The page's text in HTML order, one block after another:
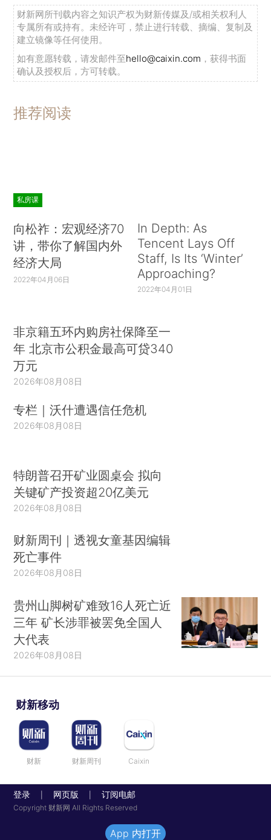
财新网所刊载内容之知识产权为财新传媒及/或相关权利人
专属所有或持有。未经许可，禁止进行转载、摘编、复制及
建立镜像等任何使用。
如有意愿转载，请发邮件至hello@caixin.com ，获得书面
确认及授权后，方可转载。
推荐阅读
私房课
向松祚：宏观经济70
讲，带你了解国内外
经济大局
2022年04月06日
In Depth: As
Tencent Lays Off
Staff, Is Its ‘Winter’
Approaching?
2022年04月01日
非京籍五环内购房社保降至一
年 北京市公积金最高可贷340
万元
2026年08月08日
专栏｜沃什遭遇信任危机
2026年08月08日
特朗普召开矿业圆桌会 拟向
关键矿产投资超20亿美元
2026年08月08日
财新周刊｜透视女童基因编辑
死亡事件
2026年08月08日
贵州山脚树矿难致16人死亡近
三年 矿长涉罪被罢免全国人
大代表
2026年08月08日
财新移动
财新 财新周刊 Caixin
登录 网页版 订阅电邮
Copyright 财新网 All Rights Reserved
App 内打开